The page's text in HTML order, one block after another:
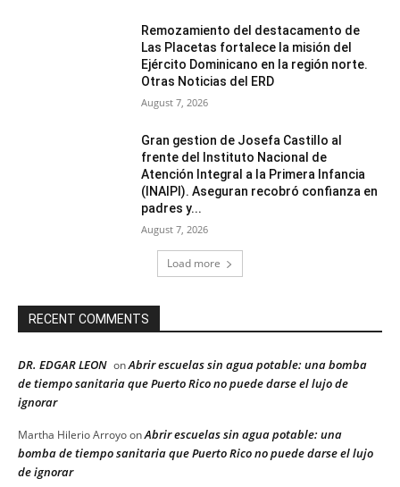
Remozamiento del destacamento de
Las Placetas fortalece la misión del
Ejército Dominicano en la región norte.
Otras Noticias del ERD
August 7, 2026
Gran gestion de Josefa Castillo al
frente del Instituto Nacional de
Atención Integral a la Primera Infancia
(INAIPI). Aseguran recobró confianza en
padres y...
August 7, 2026
Load more
RECENT COMMENTS
DR. EDGAR LEON onAbrir escuelas sin agua potable: una bomba
de tiempo sanitaria que Puerto Rico no puede darse el lujo de
ignorar
Martha Hilerio ArroyoonAbrir escuelas sin agua potable: una
bomba de tiempo sanitaria que Puerto Rico no puede darse el lujo
de ignorar